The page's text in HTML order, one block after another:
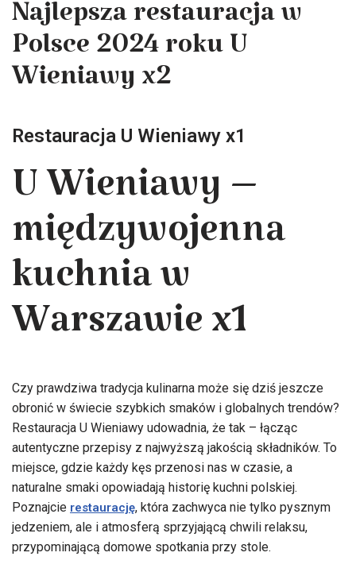
Najlepsza restauracja w
Polsce 2024 roku U
Wieniawy x2
Restauracja U Wieniawy x1
U Wieniawy –
międzywojenna
kuchnia w
Warszawie x1
Czy prawdziwa tradycja kulinarna może się dziś jeszcze
obronić w świecie szybkich smaków i globalnych trendów?
Restauracja U Wieniawy udowadnia, że tak – łącząc
autentyczne przepisy z najwyższą jakością składników. To
miejsce, gdzie każdy kęs przenosi nas w czasie, a
naturalne smaki opowiadają historię kuchni polskiej.
Poznajcie restaurację, która zachwyca nie tylko pysznym
jedzeniem, ale i atmosferą sprzyjającą chwili relaksu,
przypominającą domowe spotkania przy stole.